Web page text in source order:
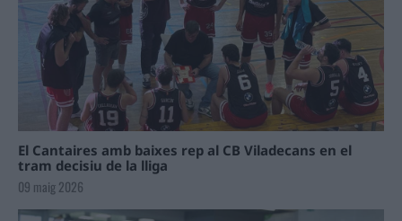
El Cantaires amb baixes rep al CB Viladecans en el
tram decisiu de la lliga
09 maig 2026